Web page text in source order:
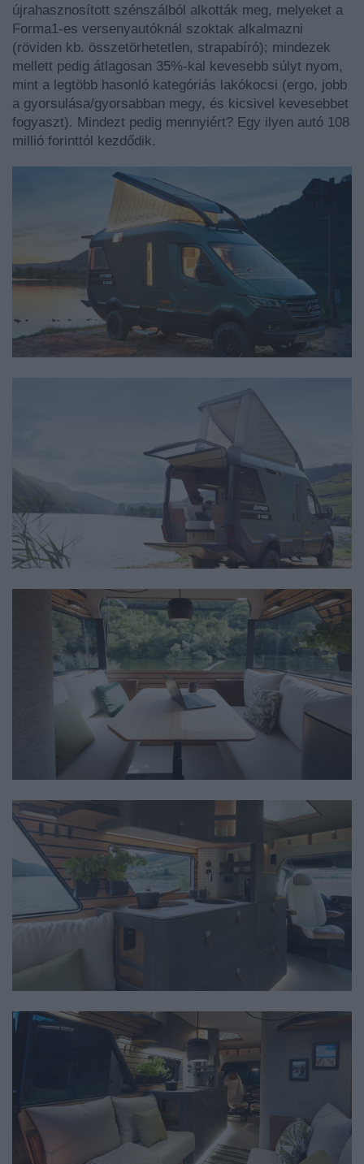
újrahasznosított szénszálból alkották meg, melyeket a
Forma1-es versenyautóknál szoktak alkalmazni
(röviden kb. összetörhetetlen, strapabíró); mindezek
mellett pedig átlagosan 35%-kal kevesebb súlyt nyom,
mint a legtöbb hasonló kategóriás lakókocsi (ergo, jobb
a gyorsulása/gyorsabban megy, és kicsivel kevesebbet
fogyaszt). Mindezt pedig mennyiért? Egy ilyen autó 108
millió forinttól kezdődik.